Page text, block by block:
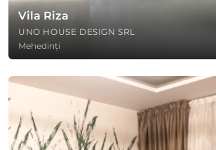
Vila Riza
UNO HOUSE DESIGN SRL
Mehedinți